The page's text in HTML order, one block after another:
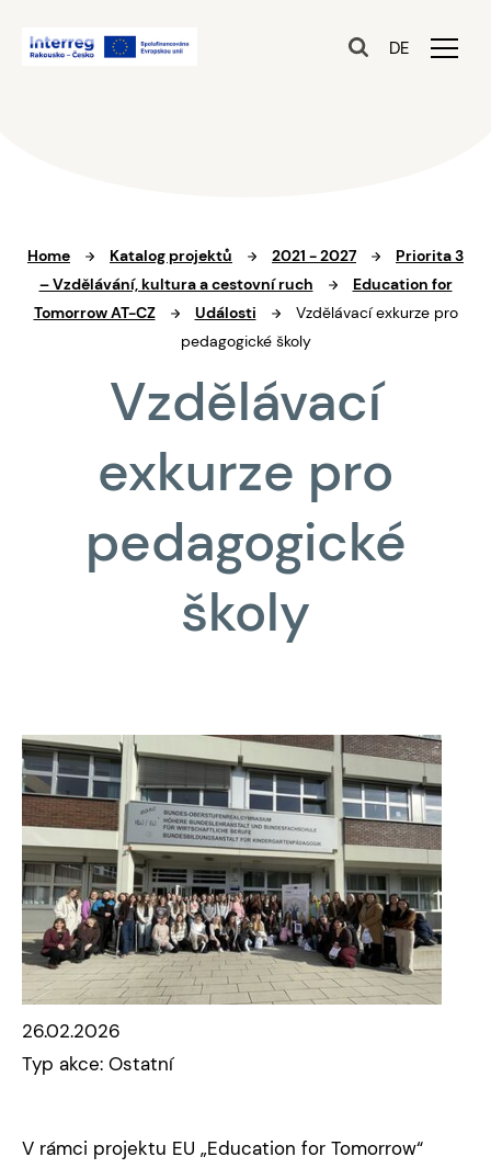
DE
Home Katalog projektů 2021 - 2027
Priorita 3
– Vzdělávání, kultura a cestovní ruch
Education for
Tomorrow AT-CZ
Události
Vzdělávací exkurze pro
pedagogické školy
Vzdělávací
exkurze pro
pedagogické
školy
26.02.2026
Typ akce: Ostatní
V rámci projektu EU „Education for Tomorrow“